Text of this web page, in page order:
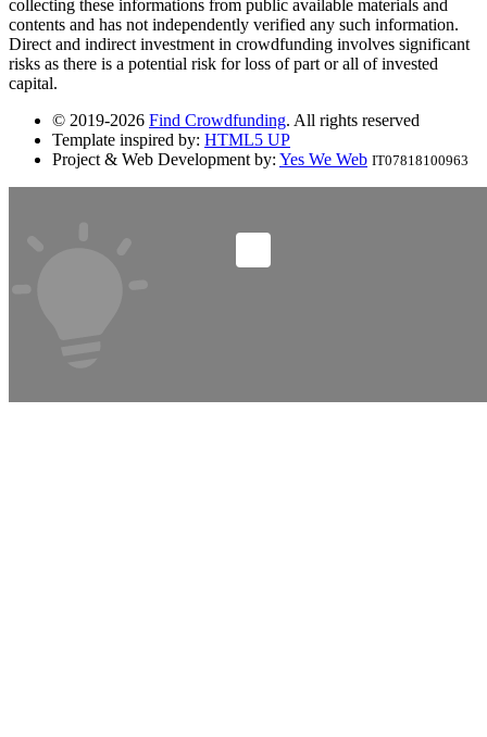
collecting these informations from public available materials and
contents and has not independently verified any such information.
Direct and indirect investment in crowdfunding involves significant
risks as there is a potential risk for loss of part or all of invested
capital.
© 2019-2026 Find Crowdfunding. All rights reserved
Template inspired by: HTML5 UP
Project & Web Development by: Yes We Web IT07818100963